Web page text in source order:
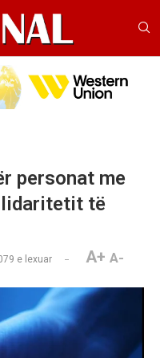
personat me
të
e lexuar A+ A-